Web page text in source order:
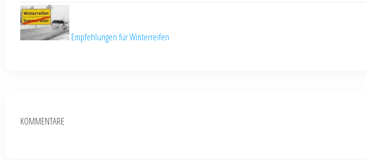
Empfehlungen für Winterreifen
KOMMENTARE